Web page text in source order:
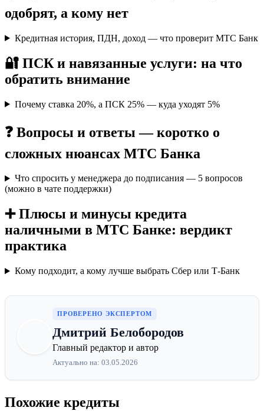
одобрят, а кому нет
Кредитная история, ПДН, доход — что проверит МТС Банк
🔐 ПСК и навязанные услуги: на что
обратить внимание
Почему ставка 20%, а ПСК 25% — куда уходят 5%
❓ Вопросы и ответы — коротко о
сложных нюансах МТС Банка
Что спросить у менеджера до подписания — 5 вопросов
(можно в чате поддержки)
➕ Плюсы и минусы кредита
наличными в МТС Банке: вердикт
практика
Кому подходит, а кому лучше выбрать Сбер или Т-Банк
ПРОВЕРЕНО ЭКСПЕРТОМ
Дмитрий Белобородов
Главный редактор и автор
Актуально на: 03.05.2026
Похожие кредиты